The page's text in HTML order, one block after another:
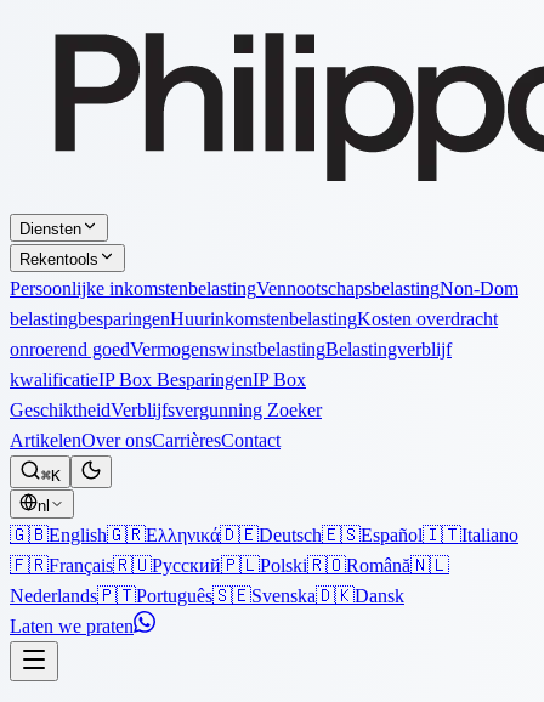
Diensten
Rekentools
Persoonlijke inkomstenbelastingVennootschapsbelastingNon-Dom
belastingbesparingenHuurinkomstenbelastingKosten overdracht
onroerend goedVermogenswinstbelastingBelastingverblijf
kwalificatieIP Box BesparingenIP Box
GeschiktheidVerblijfsvergunning Zoeker
ArtikelenOver onsCarrièresContact
⌘K
nl
🇬🇧English🇬🇷Ελληνικά🇩🇪Deutsch🇪🇸Español🇮🇹Italiano
🇫🇷Français🇷🇺Русский🇵🇱Polski🇷🇴Română🇳🇱
Nederlands🇵🇹Português🇸🇪Svenska🇩🇰Dansk
Laten we praten